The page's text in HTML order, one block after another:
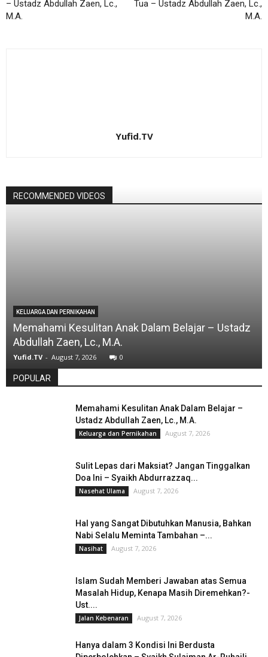
– Ustadz Abdullah Zaen, Lc.,
M.A.
Tua – Ustadz Abdullah Zaen, Lc.,
M.A.
Yufid.TV
RECOMMENDED VIDEOS
KELUARGA DAN PERNIKAHAN
Memahami Kesulitan Anak Dalam Belajar – Ustadz
Abdullah Zaen, Lc., M.A.
Yufid.TV - August 7, 2026 0
POPULAR
Memahami Kesulitan Anak Dalam Belajar –
Ustadz Abdullah Zaen, Lc., M.A.
Keluarga dan Pernikahan August 7, 2026
Sulit Lepas dari Maksiat? Jangan Tinggalkan
Doa Ini – Syaikh Abdurrazzaq...
Nasehat Ulama August 7, 2026
Hal yang Sangat Dibutuhkan Manusia, Bahkan
Nabi Selalu Meminta Tambahan –...
Nasihat August 7, 2026
Islam Sudah Memberi Jawaban atas Semua
Masalah Hidup, Kenapa Masih Diremehkan?-
Ust....
Jalan Kebenaran August 7, 2026
Hanya dalam 3 Kondisi Ini Berdusta